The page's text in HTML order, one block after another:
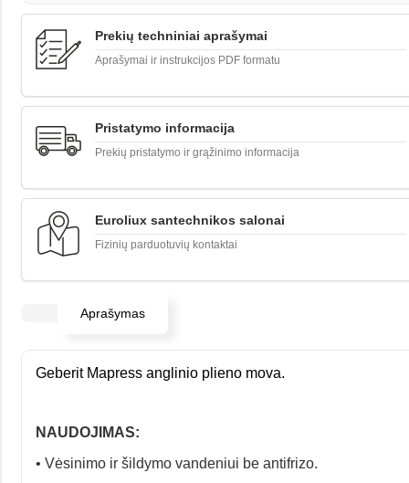
Prekių techniniai aprašymai
Aprašymai ir instrukcijos PDF formatu
Pristatymo informacija
Prekių pristatymo ir grąžinimo informacija
Euroliux santechnikos salonai
Fizinių parduotuvių kontaktai
Aprašymas
Geberit Mapress anglinio plieno mova.
NAUDOJIMAS:
• Vėsinimo ir šildymo vandeniui be antifrizo.